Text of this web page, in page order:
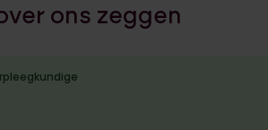
on s zeggen